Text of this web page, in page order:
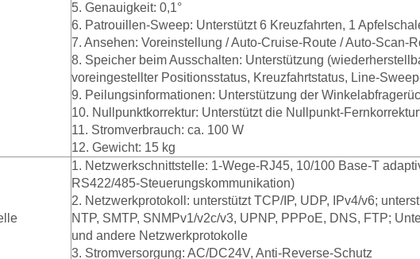
5. Genauigkeit: 0,1°
6. Patrouillen-Sweep: Unterstützt 6 Kreuzfahrten, 1
7. Ansehen: Voreinstellung / Auto-Cruise-Route / Auto-Scan-
8. Speicher beim Ausschalten: Unterstützung
voreingestellter Positionsstatus, Kreuzfahrtstatus, Line-
9. Peilungsinformationen: Unterstützung der
10. Nullpunktkorrektur: Unterstützt die Nullpunkt-
11. Stromverbrauch: ca. 100 W
12. Gewicht: 15 kg
1. Netzwerkschnittstelle: 1-Wege-RJ45, 10/100 Base-T
RS422/485-Steuerungskommunikation)
2. Netzwerkprotokoll: unterstützt TCP/IP, UDP, IPv4/v6;
NTP, SMTP, SNMPv1/v2c/v3, UPNP, PPPoE, DNS, FTP;
und andere Netzwerkprotokolle
3. Stromversorgung: AC/DC24V, Anti-Reverse-Schutz